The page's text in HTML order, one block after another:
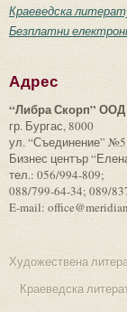
Краеведска
Безплатни
Адрес
“Либра Скорп” ООД
гр. Бургас, 8000
ул. “Съединение” №5
Бизнес център
тел.: 056/994-809;
088/799-64-34; 089/
E-mail:
Художествена
Краеведска